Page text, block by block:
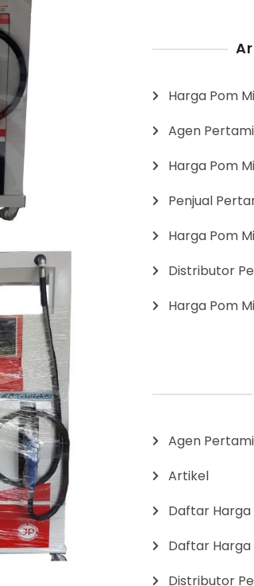
Harga Pom
Agen
Harga Pom
Penjual
Harga Pom
Distributor
Harga Pom
Agen
Artikel
Daftar
Daftar Harga
Distributor